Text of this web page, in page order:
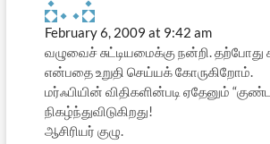
February 6, 2009 at 9:42 am
வழுவைச் சுட்டியமைக்கு நன்றி. தற்போது
என்பதை உறுதி செய்யக் கோருகிறோம்.
மர்ஃபியின் விதிகளின்படி ஏதேனும்
நிகழ்ந்துவிடுகிறது!
ஆசிரியர் குழு.